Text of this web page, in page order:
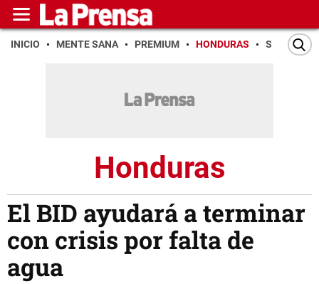
INICIO MENTE SANA PREMIUM HONDURAS SAN PEDRO
Honduras
El BID ayudará a terminar
con crisis por falta de
agua